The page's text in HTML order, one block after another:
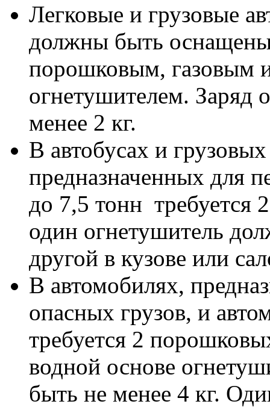
Легковые и грузовые
должны быть
порошковым, газовым
огнетушителем. Заряд
менее 2 кг.
В автобусах и
предназначенных для
до 7,5 тонн требуется
один огнетушитель
другой в кузове или
В автомобилях,
опасных грузов, и
требуется 2
водной основе
быть не менее 4 кг.